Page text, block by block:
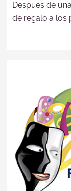
Después de
de regalo a los